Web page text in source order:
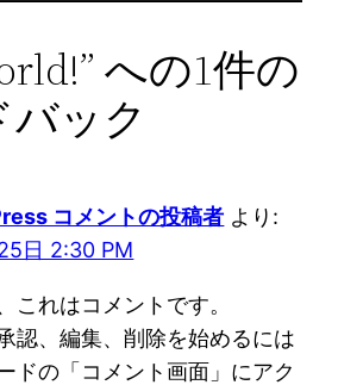
への1件の
ック
コメントの投稿者 より:
日 2:30 PM
これはコメントです。
認、編集、削除を始めるには
ドの「コメント画面」にアク